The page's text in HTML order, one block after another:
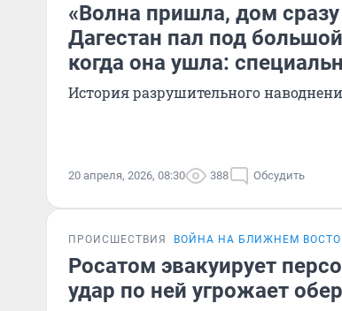
«Волна пришла, дом
Дагестан пал под
когда она ушла:
История разрушительного
20 апреля, 2026, 08:30 388 Обсудить
ПРОИСШЕСТВИЯ ВОЙНА НА БЛИЖНЕМ
Росатом эвакуирует
удар по ней угрожает